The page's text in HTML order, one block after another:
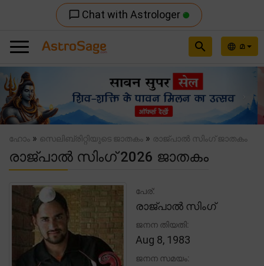
chat_bubble_outline Chat with Astrologer
language മ
search
Previous
ഹോം » സെലിബ്രിറ്റിയുടെ ജാതകം » രാജ്പാൽ സിംഗ് ജാതകം
രാജ്പാൽ സിംഗ് 2026 ജാതകം
പേര്:
രാജ്പാൽ സിംഗ്
ജനന തിയതി:
Aug 8, 1983
ജനന സമയം: